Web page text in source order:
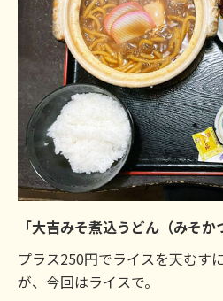
「大吉みそ煮込うどん（みそか
プラス250円でライスを天むす
が、今回はライスで。